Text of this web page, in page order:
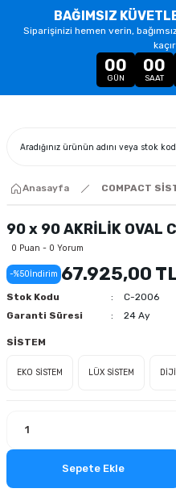
BAĞIMSIZ
Siparişinizi hemen verin,
00
GÜN
00
SAAT
Anasayfa COMPACT
90 x 90 AKRİLİK OVAL
0 Puan - 0 Yorum
-%50İndirim 67.925,00
Stok Kodu
C-2006
Garanti Süresi
24 Ay
SİSTEM
EKO SİSTEM LÜX SİSTEM
Sepete Ekle